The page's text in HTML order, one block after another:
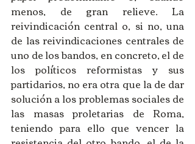
menos, de gran relieve. La
reivindicación central o, si no, una
de las reivindicaciones centrales de
uno de los bandos, en concreto, el de
los políticos reformistas y sus
partidarios, no era otra que la de dar
solución a los problemas sociales de
las masas proletarias de Roma,
teniendo para ello que vencer la